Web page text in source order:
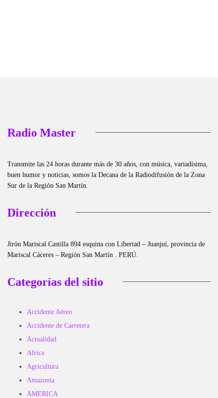
Radio Master
Transmite las 24 horas durante más de 30 años, con música, variadísima,
buen humor y noticias, somos la Decana de la Radiodifusión de la Zona
Sur de la Región San Martín.
Dirección
Jirón Mariscal Castilla 894 esquina con Libertad – Juanjuí, provincia de
Mariscal Cáceres – Región San Martín . PERÚ.
Categorías del sitio
Accidente Aéreo
Accidente de Carretera
Actualidad
Africa
Agricultura
Amazonía
AMERICA